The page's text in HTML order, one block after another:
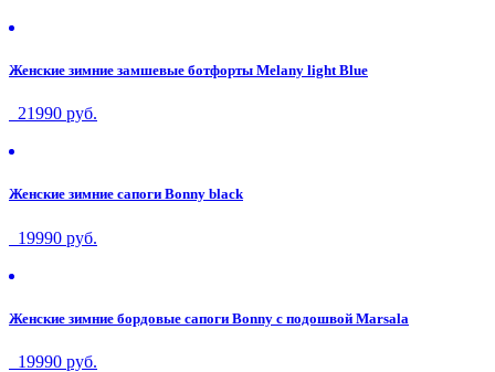
Женские зимние замшевые ботфорты Melany light Blue
21990 руб.
Женские зимние сапоги Bonny black
19990 руб.
Женские зимние бордовые сапоги Bonny с подошвой Marsala
19990 руб.